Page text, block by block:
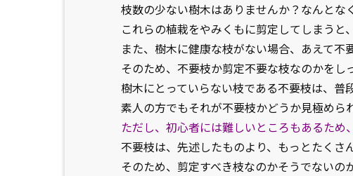
枝数の少ない樹木はありませんか？なんとな
これらの植栽をやみくもに剪定してしまう
また、樹木に健康な枝がない場合、あえて不
そのため、不要枝か剪定不要な枝なのかをし
樹木にとっていらない枝である不要枝は、普
素人の方でもそれが不要枝かどうか見極めら
ただし、初心者には難しいところもあるた
不要枝は、先述したものより、もっとたくさ
そのため、剪定すべき枝なのかそうでないの